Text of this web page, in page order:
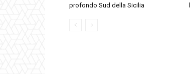
profondo Sud della Sicilia